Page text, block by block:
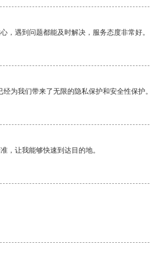
，遇到问题都能及时解决，服务态度非常好。
经为我们带来了无限的隐私保护和安全性保护
，让我能够快速到达目的地。